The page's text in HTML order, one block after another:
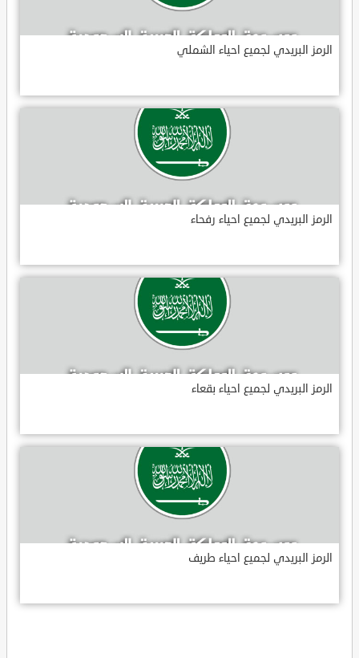
الرمز البريدي لجميع احياء الشملي
الرمز البريدي لجميع احياء رفحاء
الرمز البريدي لجميع احياء بقعاء
الرمز البريدي لجميع احياء طريف